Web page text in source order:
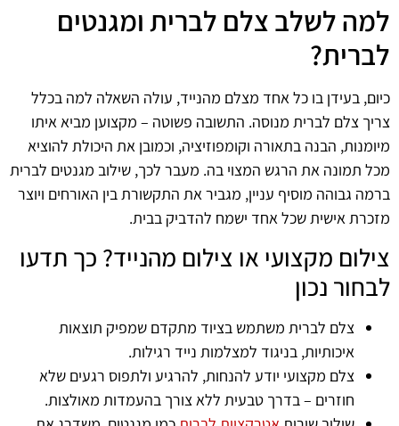
למה לשלב צלם לברית ומגנטים
לברית?
כיום, בעידן בו כל אחד מצלם מהנייד, עולה השאלה למה בכלל
צריך צלם לברית מנוסה. התשובה פשוטה – מקצוען מביא איתו
מיומנות, הבנה בתאורה וקומפוזיציה, וכמובן את היכולת להוציא
מכל תמונה את הרגש המצוי בה. מעבר לכך, שילוב מגנטים לברית
ברמה גבוהה מוסיף עניין, מגביר את התקשורת בין האורחים ויוצר
מזכרת אישית שכל אחד ישמח להדביק בבית.
צילום מקצועי או צילום מהנייד? כך תדעו
לבחור נכון
צלם לברית משתמש בציוד מתקדם שמפיק תוצאות
איכותיות, בניגוד למצלמות נייד רגילות.
צלם מקצועי יודע להנחות, להרגיע ולתפוס רגעים שלא
חוזרים – בדרך טבעית ללא צורך בהעמדות מאולצות.